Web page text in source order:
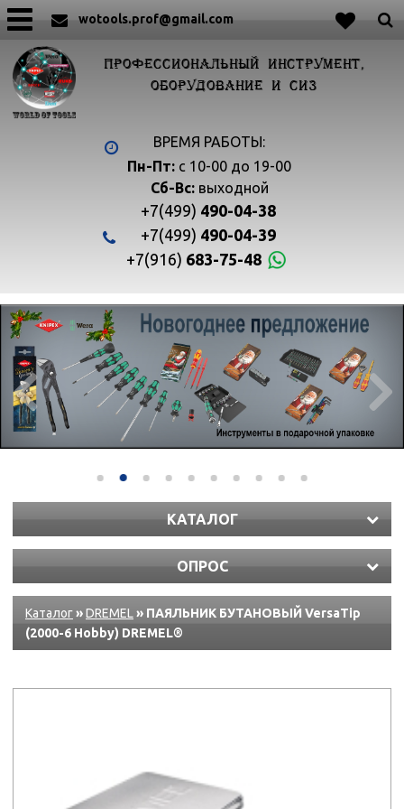
wotools.prof@gmail.com
ПРОФЕССИОНАЛЬНЫЙ ИНСТРУМЕНТ,
ОБОРУДОВАНИЕ И СИЗ
ВРЕМЯ РАБОТЫ:
Пн-Пт: с 10-00 до 19-00
Сб-Вс:выходной
+7(499) 490-04-38
+7(499) 490-04-39
+7(916) 683-75-48
 
КАТАЛОГ
ОПРОС
Каталог»DREMEL » ПАЯЛЬНИК БУТАНОВЫЙ VersaTip
(2000-6 Hobby) DREMEL®